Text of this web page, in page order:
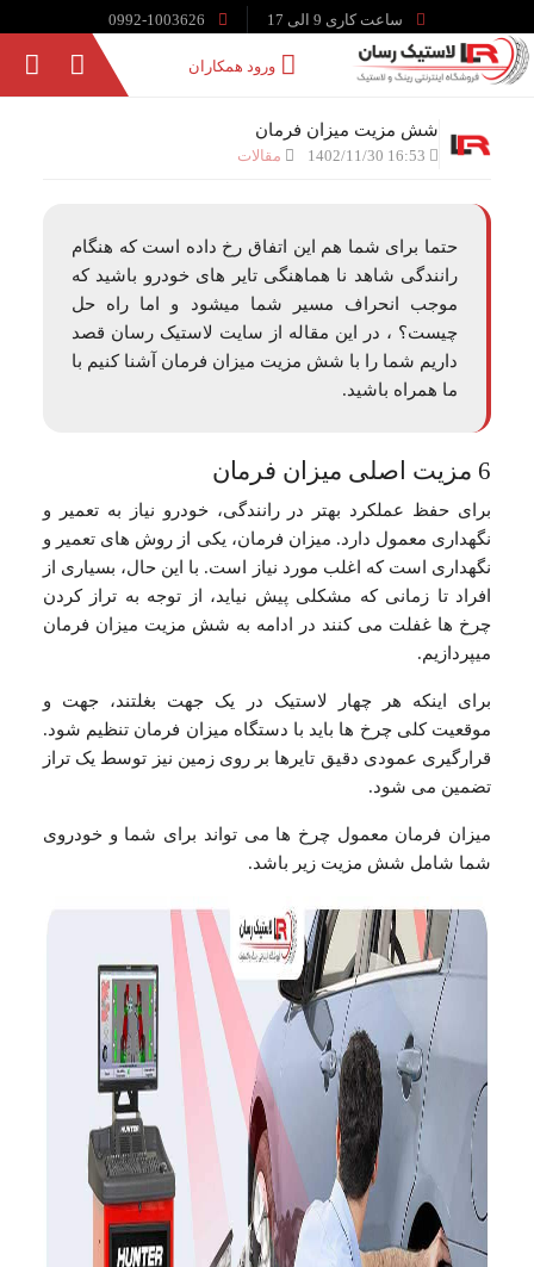
ساعت کاری 9 الی 17
ورود همکاران
شش مزیت میزان فرمان
مقالات
حتما برای شما هم این اتفاق رخ داده است که هنگام
رانندگی شاهد نا هماهنگی تایر های خودرو باشید که
موجب انحراف مسیر شما میشود و اما راه حل
چیست؟ ، در این مقاله از سایت لاستیک رسان قصد
داریم شما را با شش مزیت میزان فرمان آشنا کنیم با
ما همراه باشید.
6 مزیت اصلی میزان فرمان
برای حفظ عملکرد بهتر در رانندگی، خودرو نیاز به تعمیر و
نگهداری معمول دارد. میزان فرمان، یکی از روش های تعمیر و
نگهداری است که اغلب مورد نیاز است. با این حال، بسیاری از
افراد تا زمانی که مشکلی پیش نیاید، از توجه به تراز کردن
چرخ ها غفلت می کنند در ادامه به شش مزیت میزان فرمان
میپردازیم.
برای اینکه هر چهار لاستیک در یک جهت بغلتند، جهت و
موقعیت کلی چرخ ها باید با دستگاه میزان فرمان تنظیم شود.
قرارگیری عمودی دقیق تایرها بر روی زمین نیز توسط یک تراز
تضمین می شود.
میزان فرمان معمول چرخ ها می تواند برای شما و خودروی
شما شامل شش مزیت زیر باشد.